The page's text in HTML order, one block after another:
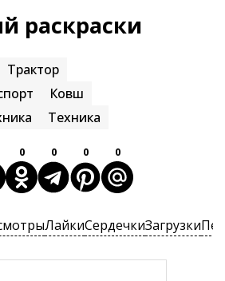
раскраски
Трактор
Ковш
Техника
0 0 0 0
ЛайкиСердечкиЗагрузки